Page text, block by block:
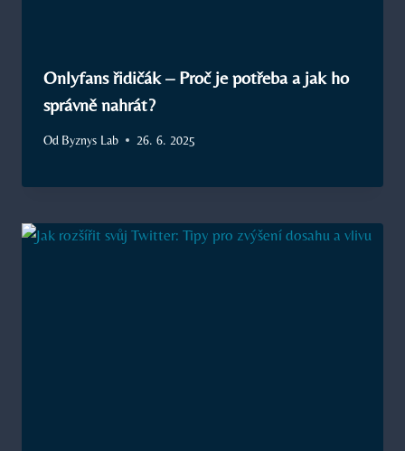
Onlyfans řidičák – Proč je potřeba a jak ho
správně nahrát?
Od Byznys Lab 26. 6. 2025